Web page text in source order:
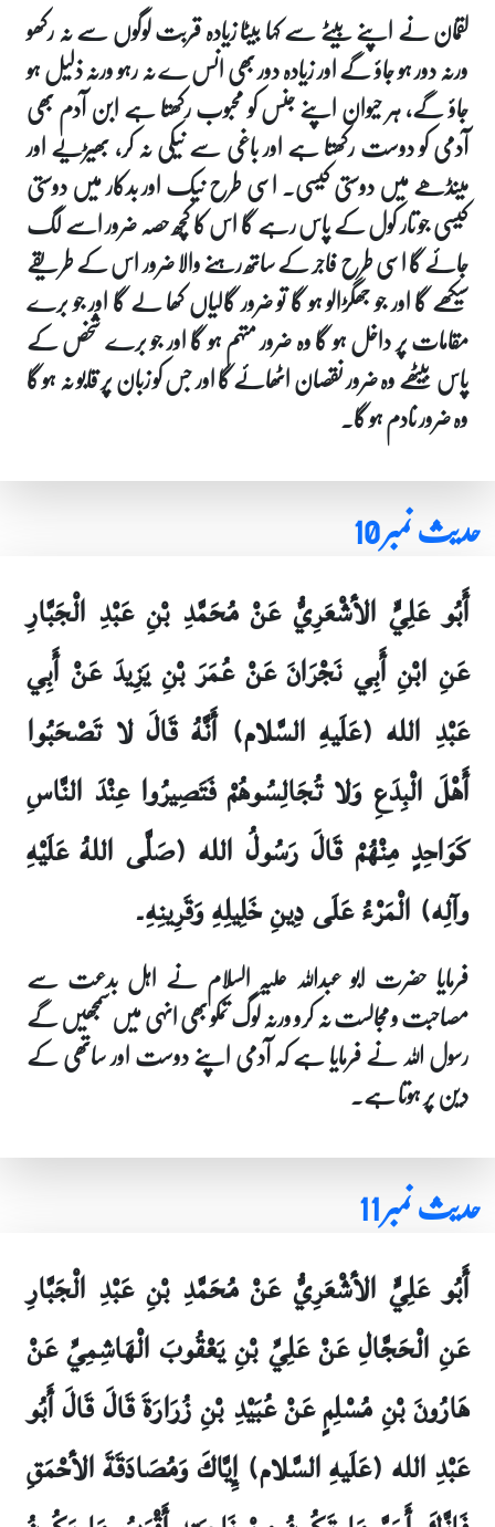
لقمان نے اپنے بیٹے سے کہا بیٹا زیادہ قربت لوگوں سے نہ رکھو
ورنہ دور ہو جاؤ گے اور زیادہ دور بھی انس ے نہ رہو ورنہ ذلیل ہو
جاؤ گے، ہر حیوان اپنے جنس کو محبوب رکھتا ہے ابن آدم بھی
آدمی کو دوست رکھتا ہے اور باغی سے نیکی نہ کر، بھیڑیے اور
مینڈھے میں دوستی کیسی۔ اسی طرح نیک اور بدکار میں دوستی
کیسی جو تار کول کے پاس رہے گا اس کا کچھ حصہ ضرور اسے لگ
جائے گا اسی طرح فاجر کے ساتھ رہنے والا ضرور اس کے طریقے
سیکھے گا اور جو جھگڑالو ہو گا تو ضرور گالیاں کھا لے گا اور جو برے
مقامات پر داخل ہو گا وہ ضرور متہم ہو گا اور جو برے شخص کے
پاس بیٹھے وہ ضرور نقصان اٹھائے گا اور جس کو زبان پر قابو نہ ہو گا
وہ ضرور نادم ہو گا۔
حدیث نمبر 10
أَبُو عَلِيٍّ الأشْعَرِيُّ عَنْ مُحَمَّدِ بْنِ عَبْدِ الْجَبَّارِ
عَنِ ابْنِ أَبِي نَجْرَانَ عَنْ عُمَرَ بْنِ يَزِيدَ عَنْ أَبِي
عَبْدِ الله (عَلَيهِ السَّلام) أَنَّهُ قَالَ لا تَصْحَبُوا
أَهْلَ الْبِدَعِ وَلا تُجَالِسُوهُمْ فَتَصِيرُوا عِنْدَ النَّاسِ
كَوَاحِدٍ مِنْهُمْ قَالَ رَسُولُ الله (صَلَّى اللهُ عَلَيْهِ
وآلِه) الْمَرْءُ عَلَى دِينِ خَلِيلِهِ وَقَرِينِهِ۔
فرمایا حضرت ابو عبداللہ علیہ السلام نے اہل بدعت سے
مصاحبت و مجالست نہ کرو ورنہ لوگ تمکو بھی انہی میں سمجھیں گے
رسول اللہ نے فرمایا ہے کہ آدمی اپنے دوست اور ساتھی کے
دین پر ہوتا ہے۔
حدیث نمبر 11
أَبُو عَلِيٍّ الأشْعَرِيُّ عَنْ مُحَمَّدِ بْنِ عَبْدِ الْجَبَّارِ
عَنِ الْحَجَّالِ عَنْ عَلِيِّ بْنِ يَعْقُوبَ الْهَاشِمِيِّ عَنْ
هَارُونَ بْنِ مُسْلِمٍ عَنْ عُبَيْدِ بْنِ زُرَارَةَ قَالَ قَالَ أَبُو
عَبْدِ الله (عَلَيهِ السَّلام) إِيَّاكَ وَمُصَادَقَةَ الأحْمَقِ